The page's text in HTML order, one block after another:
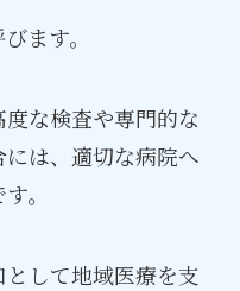
ます。
な検査や専門的な
は、適切な病院へ
。
して地域医療を支